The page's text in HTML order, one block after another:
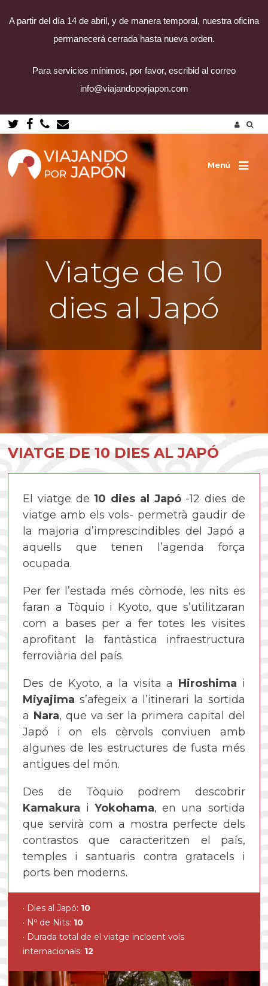
A partir del día 14 de abril, y de manera temporal, nuestra oficina
permanecerá cerrada hasta nueva orden.
Para servicios mínimos, por favor, escribid al correo
info@viajandoporjapon.com
Vés
a
el
contingut
Menú
Viatge de 10
dies al Japó
VIATGE DE 10 DIES AL JAPÓ
El viatge de10 dies al Japó-12 dies de
viatge amb els vols- permetrà gaudir de
la majoria d’imprescindibles del Japó a
aquells que tenen l’agenda força
ocupada.
Per fer l’estada més còmode, les nits es
faran a Tòquio i Kyoto, que s’utilitzaran
com a bases per a fer totes les visites
aprofitant la fantàstica infraestructura
ferroviària del país.
Des de Kyoto, a la visita a Hiroshima i
Miyajima s’afegeix a l’itinerari la sortida
a Nara, que va ser la primera capital del
Japó i on els cèrvols conviuen amb
algunes de les estructures de fusta més
antigues del món.
Des de Tòquio podrem descobrir
Kamakura i Yokohama, en una sortida
que servirà com a mostra perfecte dels
contrastos que caracteritzen el país,
temples i santuaris contra gratacels i
ports ben moderns.
Dies al Japó: 10
Nº de Nits: 10
Durada total de el viatge incloent vols
internacionals: 12